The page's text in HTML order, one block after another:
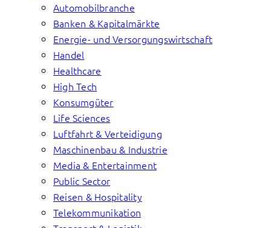
Automobilbranche
Banken & Kapitalmärkte
Energie- und Versorgungswirtschaft
Handel
Healthcare
High Tech
Konsumgüter
Life Sciences
Luftfahrt & Verteidigung
Maschinenbau & Industrie
Media & Entertainment
Public Sector
Reisen & Hospitality
Telekommunikation